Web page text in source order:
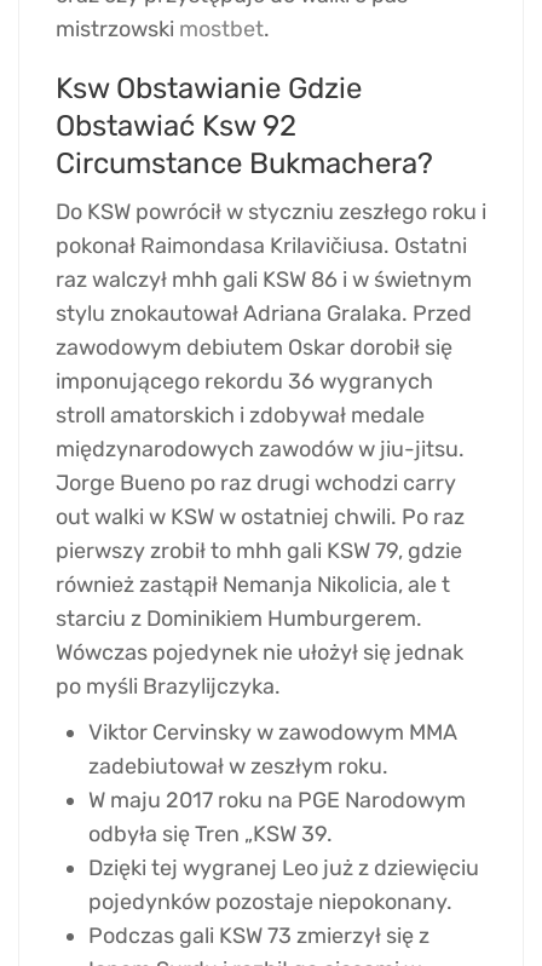
mistrzowski mostbet.
Ksw Obstawianie Gdzie
Obstawiać Ksw 92
Circumstance Bukmachera?
Do KSW powrócił w styczniu zeszłego roku i
pokonał Raimondasa Krilavičiusa. Ostatni
raz walczył mhh gali KSW 86 i w świetnym
stylu znokautował Adriana Gralaka. Przed
zawodowym debiutem Oskar dorobił się
imponującego rekordu 36 wygranych
stroll amatorskich i zdobywał medale
międzynarodowych zawodów w jiu-jitsu.
Jorge Bueno po raz drugi wchodzi carry
out walki w KSW w ostatniej chwili. Po raz
pierwszy zrobił to mhh gali KSW 79, gdzie
również zastąpił Nemanja Nikolicia, ale t
starciu z Dominikiem Humburgerem.
Wówczas pojedynek nie ułożył się jednak
po myśli Brazylijczyka.
Viktor Cervinsky w zawodowym MMA
zadebiutował w zeszłym roku.
W maju 2017 roku na PGE Narodowym
odbyła się Tren „KSW 39.
Dzięki tej wygranej Leo już z dziewięciu
pojedynków pozostaje niepokonany.
Podczas gali KSW 73 zmierzył się z